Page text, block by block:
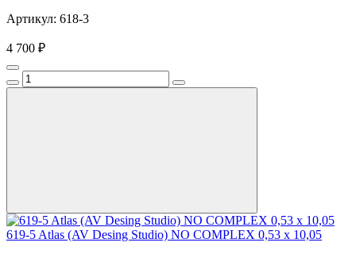
Артикул: 618-3
4 700 ₽
619-5 Atlas (AV Desing Studio) NO COMPLEX 0,53 x 10,05